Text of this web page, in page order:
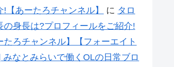
!【あーたろチャンネル】
に タロ
の身長は?プロフィールをご紹介!
たろチャンネル】【フォーエイト
みなとみらいで働くOLの日常ブロ